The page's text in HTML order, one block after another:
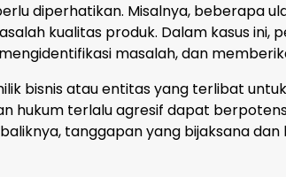
diperhatikan. Misalnya, beberapa
kualitas produk. Dalam kasus ini,
masalah, dan
bisnis atau entitas yang terlibat
hukum terlalu agresif dapat
tanggapan yang bijaksana